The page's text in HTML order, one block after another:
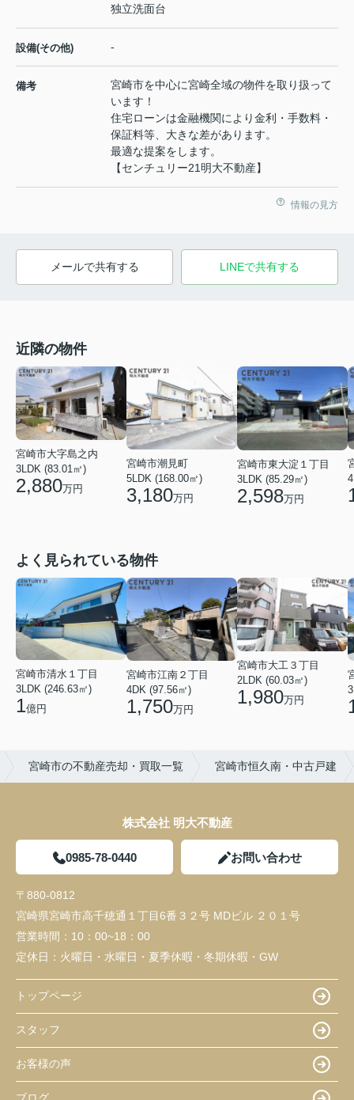
独立洗面台
設備(その他) -
備考
宮崎市を中心に宮崎全域の物件を取り扱って
います！
住宅ローンは金融機関により金利・手数料・
保証料等、大きな差があります。
最適な提案をします。
【センチュリー21明大不動産】
情報の見方
メールで共有する LINEで共有する
近隣の物件
宮崎市大字島之内
3LDK (83.01㎡)
2,880万円
宮崎市潮見町
5LDK (168.00㎡)
3,180万円
宮崎市東大淀１丁目
3LDK (85.29㎡)
2,598万円
よく見られている物件
宮崎市清水１丁目
3LDK (246.63㎡)
1億円
宮崎市江南２丁目
4DK (97.56㎡)
1,750万円
宮崎市大工３丁目
2LDK (60.03㎡)
1,980万円
宮崎市の不動産売却・買取一覧 宮崎市恒久南・中古戸建
株式会社 明大不動産
0985-78-0440 お問い合わせ
〒880-0812
宮崎県宮崎市高千穂通１丁目6番３２号 MDビル ２０１号
営業時間： 10：00~18：00
定休日： 火曜日・水曜日・夏季休暇・冬期休暇・GW
トップページ
スタッフ
お客様の声